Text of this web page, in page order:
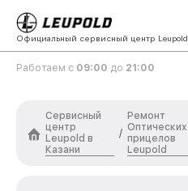
Официальный сервисный центр Leupold
Работаем с 09:00 до 21:00
Сервисный
центр
Leupold в
Казани
/
Ремонт
Оптических
прицелов
Leupold